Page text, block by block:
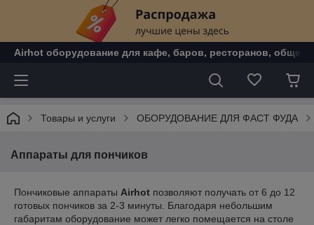
Airhot оборудование для кафе, баров, ресторанов,
Товары и услуги ОБОРУДОВАНИЕ ДЛЯ ФАСТ ФУДА
Аппараты для пончиков
Пончиковые аппараты Airhot позволяют получать от 6 до 12
готовых пончиков за 2-3 минуты. Благодаря небольшим
габаритам оборудование может легко помещается на столе